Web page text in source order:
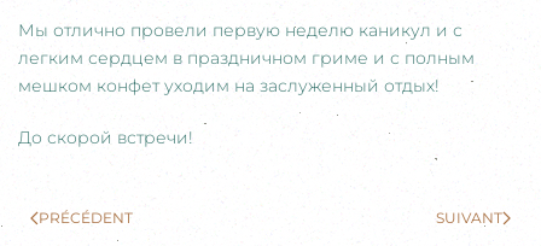
Мы отлично провели первую неделю каникул и с
легким сердцем в праздничном гриме и с полным
мешком конфет уходим на заслуженный отдых!
До скорой встречи!
PRÉCÉDENT SUIVANT